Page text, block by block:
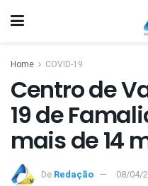
Home COVID-19
Centro de
19 de
mais de 14
De Redação 08/04/